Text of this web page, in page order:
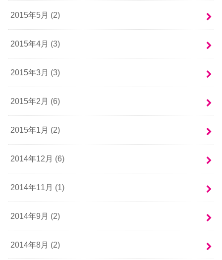
2015年5月 (2)
2015年4月 (3)
2015年3月 (3)
2015年2月 (6)
2015年1月 (2)
2014年12月 (6)
2014年11月 (1)
2014年9月 (2)
2014年8月 (2)